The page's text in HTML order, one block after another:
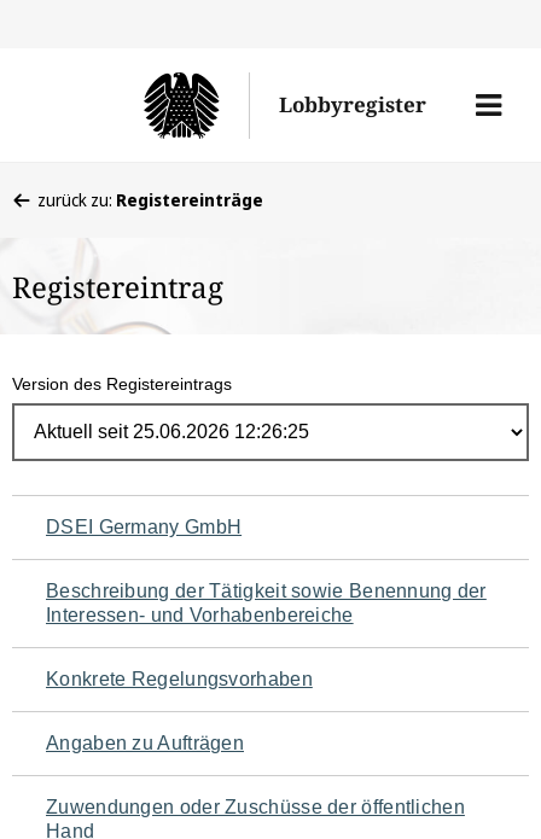
Lobbyregister
Menü
befinden
hier:
zurück zu: Registereinträge
Registereintrag
Version des Registereintrags
Navigation
für
den
Seiteninhalt
DSEI Germany GmbH
Beschreibung der Tätigkeit sowie Benennung der
Interessen- und Vorhabenbereiche
Konkrete Regelungsvorhaben
Angaben zu Aufträgen
Zuwendungen oder Zuschüsse der öffentlichen
Hand